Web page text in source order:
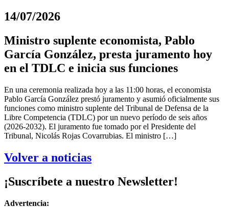
14/07/2026
Ministro suplente economista, Pablo
García González, presta juramento hoy
en el TDLC e inicia sus funciones
En una ceremonia realizada hoy a las 11:00 horas, el economista
Pablo García González prestó juramento y asumió oficialmente sus
funciones como ministro suplente del Tribunal de Defensa de la
Libre Competencia (TDLC) por un nuevo período de seis años
(2026-2032). El juramento fue tomado por el Presidente del
Tribunal, Nicolás Rojas Covarrubias. El ministro […]
Volver a noticias
¡Suscríbete a nuestro Newsletter!
Advertencia: